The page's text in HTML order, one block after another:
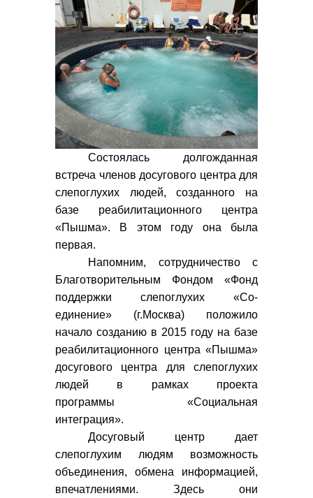
Состоялась долгожданная
встреча членов досугового центра для
слепоглухих людей, созданного на
базе реабилитационного центра
«Пышма». В этом году она была
первая.
Напомним, сотрудничество с
Благотворительным Фондом «Фонд
поддержки слепоглухих «Со-
единение» (г.Москва) положило
начало созданию в 2015 году на базе
реабилитационного центра «Пышма»
досугового центра для слепоглухих
людей в рамках проекта
программы «Социальная
интеграция».
Досуговый центр дает
слепоглухим людям возможность
объединения, обмена информацией,
впечатлениями. Здесь они